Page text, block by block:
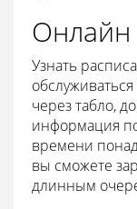
Онлайн
Узнать
через табло,
информация
времени
вы сможете
длинным